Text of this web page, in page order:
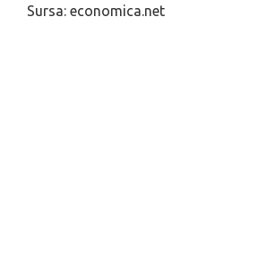
Sursa: economica.net